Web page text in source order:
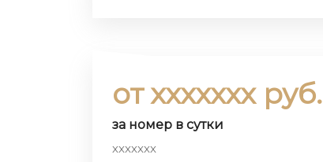
от ххххххх руб.
за номер в сутки
ххххххх